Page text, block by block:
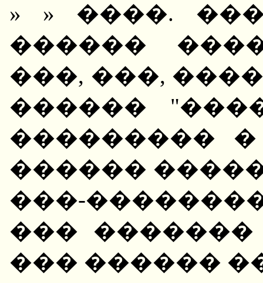
» » ����.
������
���, ���,
������
���������
������
���-
���
��� ������